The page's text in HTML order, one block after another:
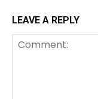
LEAVE A REPLY